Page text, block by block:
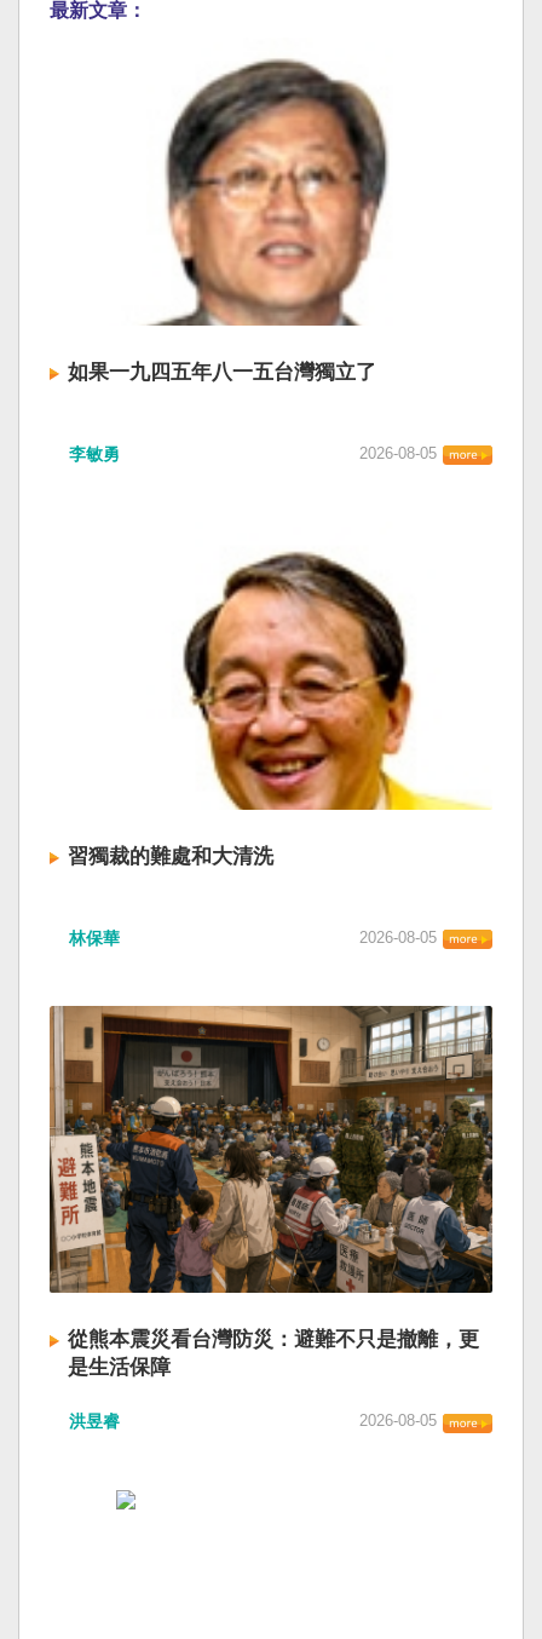
最新文章：
如果一九四五年八一五台灣獨立了
李敏勇 2026-08-05
習獨裁的難處和大清洗
林保華 2026-08-05
從熊本震災看台灣防災：避難不只是撤離，更
是生活保障
洪昱睿 2026-08-05